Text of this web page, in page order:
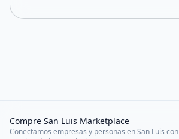
Compre San Luis Marketplace
Conectamos empresas y personas en San Luis con